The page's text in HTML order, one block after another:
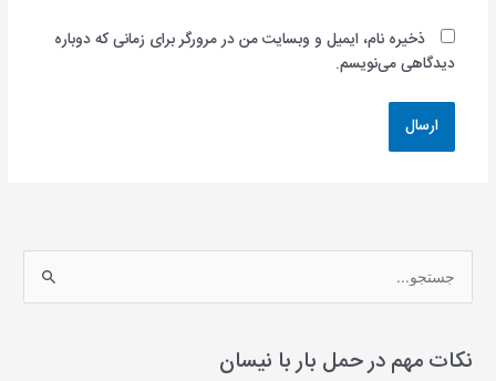
ذخیره نام، ایمیل و وبسایت من در مرورگر برای زمانی که دوباره
دیدگاهی می‌نویسم.
ج
نکات مهم در حمل بار با نیسان